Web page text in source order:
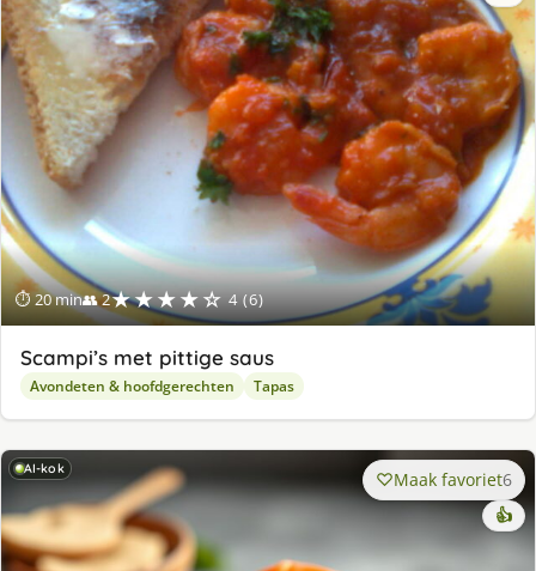
⏱ 20 min👥 2★★★★☆ 4 (6)
Scampi’s met pittige saus
Avondeten & hoofdgerechten Tapas
AI-kok Maak favoriet6
👍